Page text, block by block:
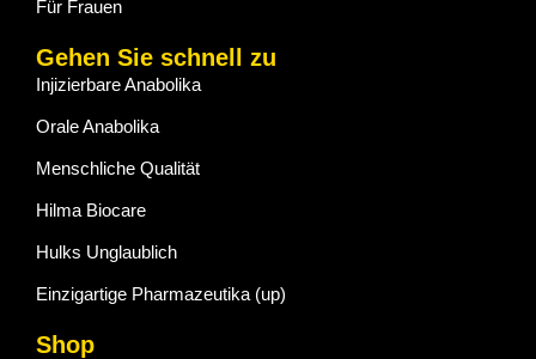
Für Frauen
Gehen Sie schnell zu
Injizierbare Anabolika
Orale Anabolika
Menschliche Qualität
Hilma Biocare
Hulks Unglaublich
Einzigartige Pharmazeutika (up)
Shop